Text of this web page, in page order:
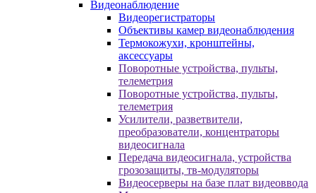
Видеонаблюдение
Видеорегистраторы
Объективы камер видеонаблюдения
Термокожухи, кронштейны,
аксессуары
Поворотные устройства, пульты,
телеметрия
Поворотные устройства, пульты,
телеметрия
Усилители, разветвители,
преобразователи, концентраторы
видеосигнала
Передача видеосигнала, устройства
грозозащиты, тв-модуляторы
Видеосерверы на базе плат видеоввода